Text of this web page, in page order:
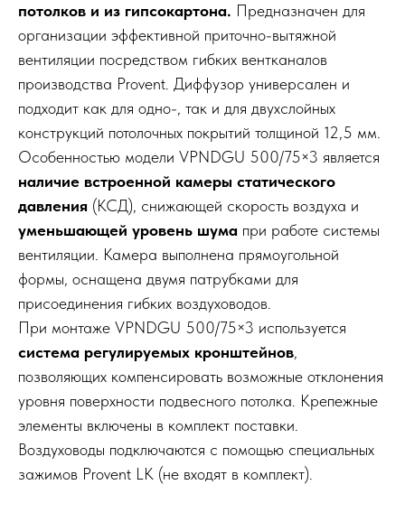
потолков и из гипсокартона. Предназначен для
организации эффективной приточно-вытяжной
вентиляции посредством гибких вентканалов
производства Provent. Диффузор универсален и
подходит как для одно-, так и для двухслойных
конструкций потолочных покрытий толщиной 12,5 мм.
Особенностью модели VPNDGU 500/75×3 является
наличие встроенной камеры статического
давления (КСД), снижающей скорость воздуха и
уменьшающей уровень шума при работе системы
вентиляции. Камера выполнена прямоугольной
формы, оснащена двумя патрубками для
присоединения гибких воздуховодов.
При монтаже VPNDGU 500/75×3 используется
система регулируемых кронштейнов,
позволяющих компенсировать возможные отклонения
уровня поверхности подвесного потолка. Крепежные
элементы включены в комплект поставки.
Воздуховоды подключаются с помощью специальных
зажимов Provent LK (не входят в комплект).